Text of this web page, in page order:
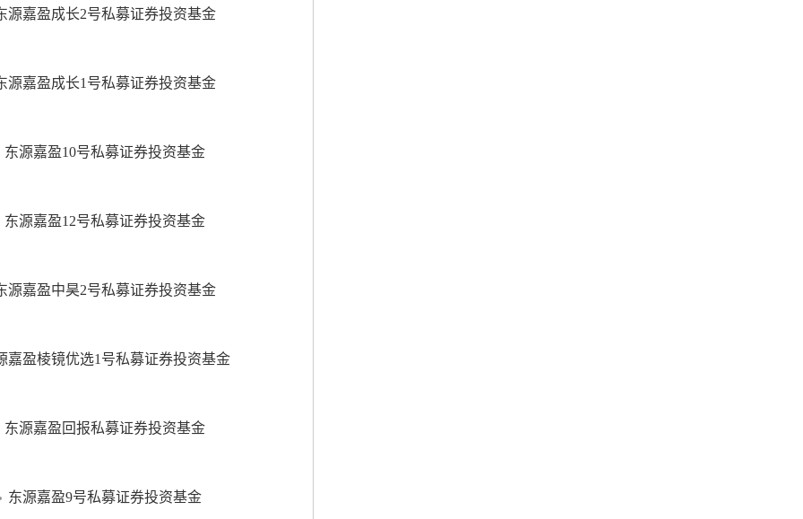
源嘉盈成长2号私募证券投资基金
源嘉盈成长1号私募证券投资基金
东源嘉盈10号私募证券投资基金
东源嘉盈12号私募证券投资基金
源嘉盈中昊2号私募证券投资基金
嘉盈棱镜优选1号私募证券投资基金
东源嘉盈回报私募证券投资基金
东源嘉盈9号私募证券投资基金